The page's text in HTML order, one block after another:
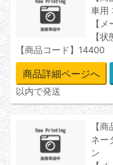
車用
【
【状
【商品コード】14400
商品詳細ページへ
以内で発送
【
ネー
ン